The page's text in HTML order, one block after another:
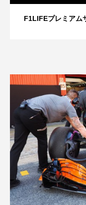
F1LIFEプレミアム